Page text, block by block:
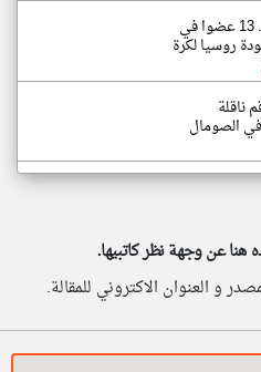
بينهم ممثلو 7 دول عربية.. 13 عضوا في
روسيا لكرة
ناقلة
في الصومال
هنا عن وجهة نظر كاتبيها.
و العنوان الاكتروني للمقالة.